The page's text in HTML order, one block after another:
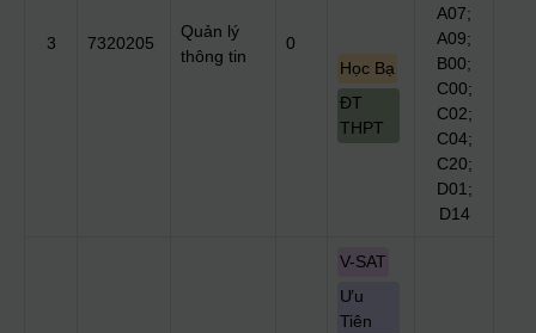
3 7320205
Quản lý
thông tin
0
Học Bạ
ĐT
THPT
A07;
A09;
B00;
C00;
C02;
C04;
C20;
D01;
D14
V-SAT
Ưu
Tiên